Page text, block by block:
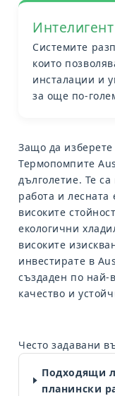
Системите
които
инсталации и
за още по-
Защо да
Термопомпите
дълголетие. Те
работа и лесната
високите
екологични
високите
инвестирате в
създаден по най-
качество и
Често задавани
Подходящи
планински